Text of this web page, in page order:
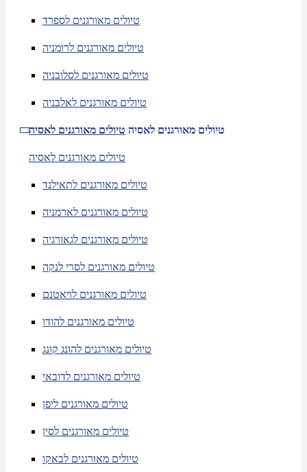
טיולים מאורגנים לספרד
טיולים מאורגנים לרומניה
טיולים מאורגנים לסלובניה
טיולים מאורגנים לאלבניה
טיולים מאורגנים לאסיה טיולים מאורגנים לאסיה
טיולים מאורגנים לאסיה
טיולים מאורגנים לתאילנד
טיולים מאורגנים לארמניה
טיולים מאורגנים לגאורגיה
טיולים מאורגנים לסרי לנקה
טיולים מאורגנים לויאטנם
טיולים מאורגנים להודו
טיולים מאורגנים להונג קונג
טיולים מאורגנים לדובאי
טיולים מאורגנים ליפן
טיולים מאורגנים לסין
טיולים מאורגנים לבאקו